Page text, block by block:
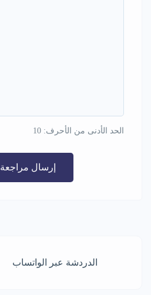
الحد الأدنى من الأحرف: 10
إرسال مراجعة
الدردشة عبر الواتساب